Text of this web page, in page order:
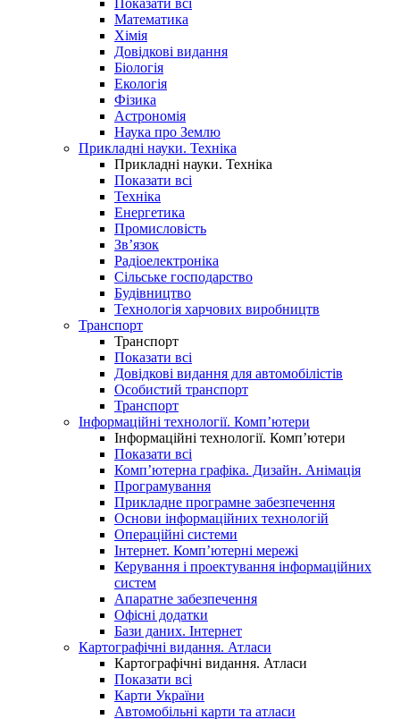
Показати всі
Математика
Хімія
Довідкові видання
Біологія
Екологія
Фізика
Астрономія
Наука про Землю
Прикладні науки. Техніка
Прикладні науки. Техніка
Показати всі
Техніка
Енергетика
Промисловість
Зв’язок
Радіоелектроніка
Сільське господарство
Будівництво
Технологія харчових виробництв
Транспорт
Транспорт
Показати всі
Довідкові видання для автомобілістів
Особистий транспорт
Транспорт
Інформаційні технології. Комп’ютери
Інформаційні технології. Комп’ютери
Показати всі
Комп’ютерна графіка. Дизайн. Анімація
Програмування
Прикладне програмне забезпечення
Основи інформаційних технологій
Операційні системи
Інтернет. Комп’ютерні мережі
Керування і проектування інформаційних
систем
Апаратне забезпечення
Офісні додатки
Бази даних. Інтернет
Картографічні видання. Атласи
Картографічні видання. Атласи
Показати всі
Карти України
Автомобільні карти та атласи